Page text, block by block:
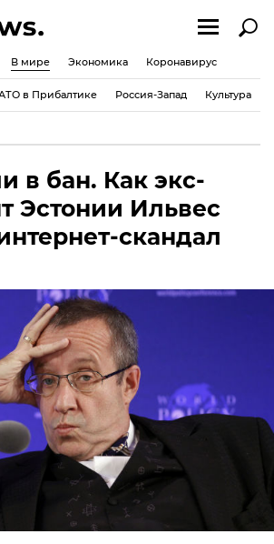
В мире Экономика Коронавирус
в Прибалтике Россия-Запад Культура
в бан. Как экс-
Эстонии Ильвес
скандал